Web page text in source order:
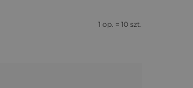
1 op. = 10 szt.